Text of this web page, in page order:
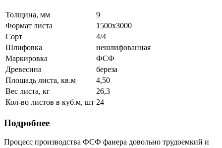
Толщина, мм
9
Формат листа
1500х3000
Сорт
4/4
Шлифовка
нешлифованная
Маркировка
ФСФ
Древесина
береза
Площадь листа, кв.м
4,50
Вес листа, кг
26,3
Кол-во листов в куб.м, шт 24
Подробнее
Процесс производства ФСФ фанера довольно трудоемкий и